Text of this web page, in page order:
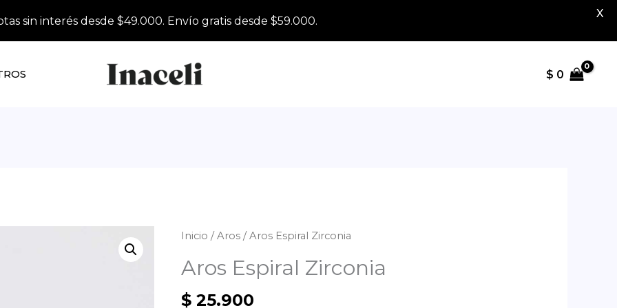
$ 0
Inicio /Aros / Aros Espiral Zirconia
Aros Espiral Zirconia
$ 25.900
sin interés desde $49.000. Envío gratis desde $59.000.
X